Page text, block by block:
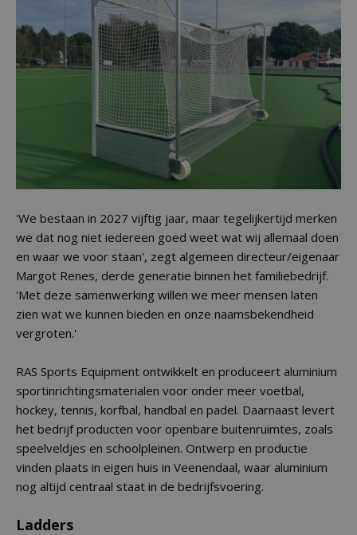
'We bestaan in 2027 vijftig jaar, maar tegelijkertijd merken
we dat nog niet iedereen goed weet wat wij allemaal doen
en waar we voor staan', zegt algemeen directeur/eigenaar
Margot Renes, derde generatie binnen het familiebedrijf.
'Met deze samenwerking willen we meer mensen laten
zien wat we kunnen bieden en onze naamsbekendheid
vergroten.'
RAS Sports Equipment ontwikkelt en produceert aluminium
sportinrichtingsmaterialen voor onder meer voetbal,
hockey, tennis, korfbal, handbal en padel. Daarnaast levert
het bedrijf producten voor openbare buitenruimtes, zoals
speelveldjes en schoolpleinen. Ontwerp en productie
vinden plaats in eigen huis in Veenendaal, waar aluminium
nog altijd centraal staat in de bedrijfsvoering.
Ladders